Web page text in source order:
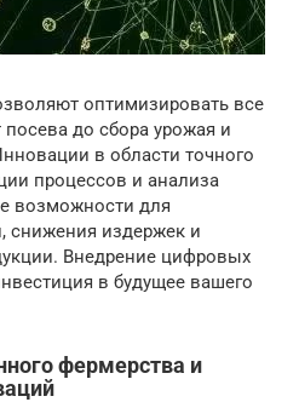
оптимизировать все
до сбора урожая и
в области точного
процессов и анализа
возможности для
снижения издержек и
Внедрение цифровых
в будущее вашего
фермерства и